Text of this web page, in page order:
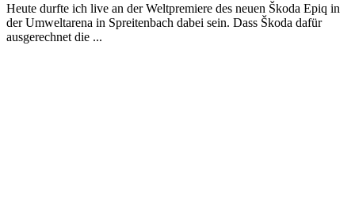
Heute durfte ich live an der Weltpremiere des neuen Škoda Epiq in
der Umweltarena in Spreitenbach dabei sein. Dass Škoda dafür
ausgerechnet die ...